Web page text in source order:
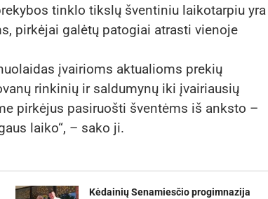
tinklo tikslų šventiniu laikotarpiu yra
pirkėjai galėtų patogiai atrasti vienoje
įvairioms aktualioms prekių
rinkinių ir saldumynų iki įvairiausių
pirkėjus pasiruošti šventėms iš anksto –
laiko“, – sako ji.
Kėdainių Senamiesčio progimnazija